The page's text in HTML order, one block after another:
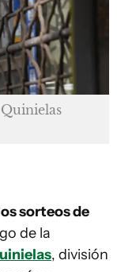
sorteos de
de la
, división